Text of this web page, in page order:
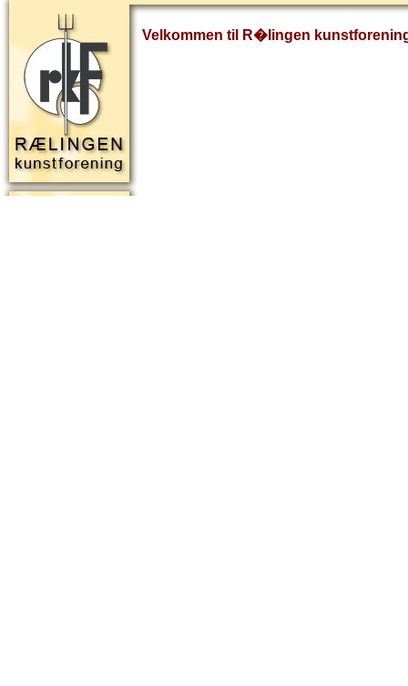
Velkommen til R�lingen